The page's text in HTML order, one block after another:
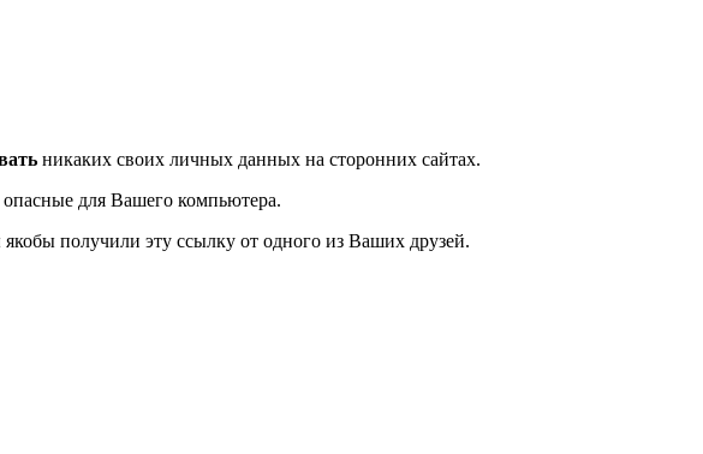
никаких своих личных данных на сторонних сайтах.
для Вашего компьютера.
получили эту ссылку от одного из Ваших друзей.